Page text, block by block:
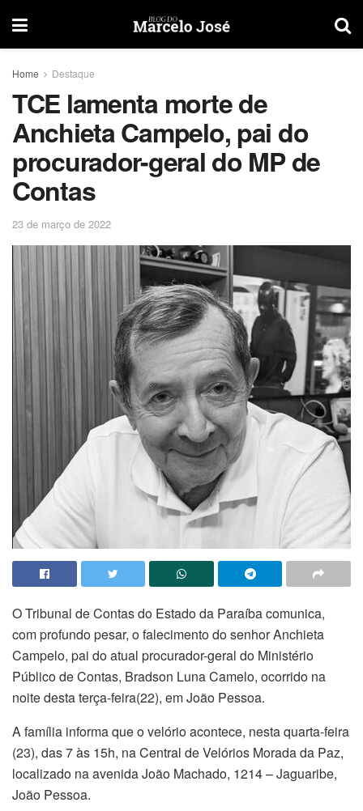
Home Destaque
TCE lamenta morte de
Anchieta Campelo, pai do
procurador-geral do MP de
Contas
23 de março de 2022
O Tribunal de Contas do Estado da Paraíba comunica,
com profundo pesar, o falecimento do senhor Anchieta
Campelo, pai do atual procurador-geral do Ministério
Público de Contas, Bradson Luna Camelo, ocorrido na
noite desta terça-feira(22), em João Pessoa.
A família informa que o velório acontece, nesta quarta-feira
(23), das 7 às 15h, na Central de Velórios Morada da Paz,
localizado na avenida João Machado, 1214 – Jaguaribe,
João Pessoa.